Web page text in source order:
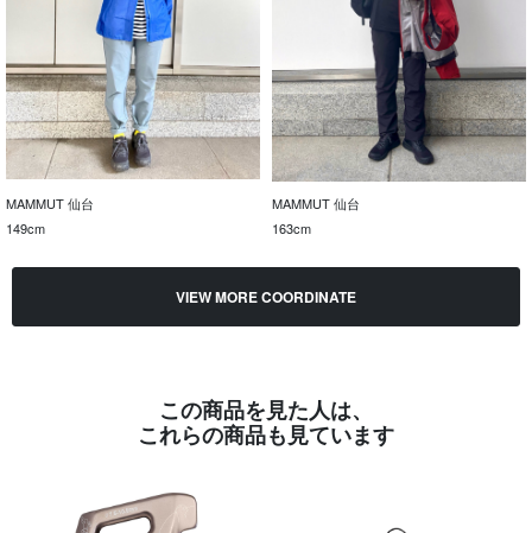
MAMMUT 仙台
149cm
MAMMUT 仙台
163cm
VIEW MORE COORDINATE
この商品を見た人は、
これらの商品も見ています